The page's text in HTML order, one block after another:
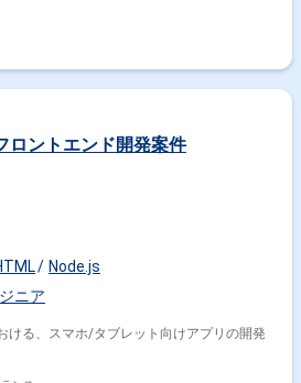
ロントエンド開発案件
Node.js
ニア
ける、スマホ/タブレット向けアプリの開発